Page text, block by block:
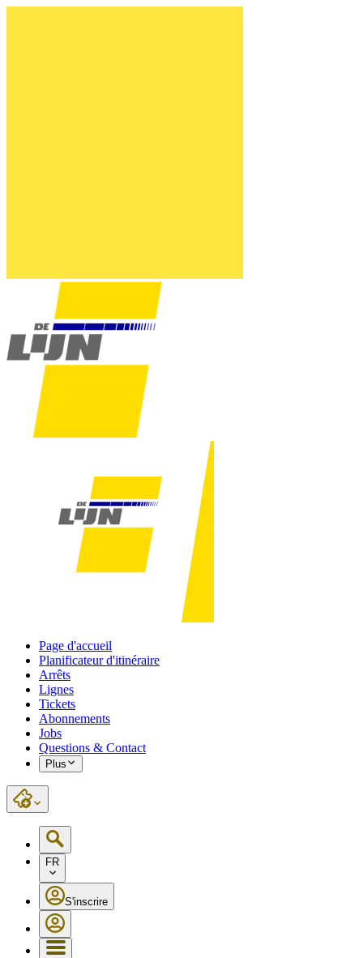
Page d'accueil
Planificateur d'itinéraire
Arrêts
Lignes
Tickets
Abonnements
Jobs
Questions & Contact
Plus
FR
S'inscrire